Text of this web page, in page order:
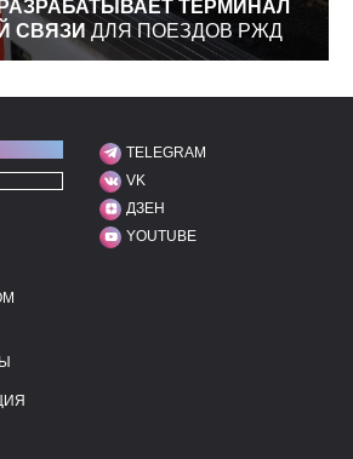
ТЕРМИНАЛ
СВЯЗИ ДЛЯ ПОЕЗДОВ РЖД
МЫ В СОЦИАЛЬНЫХ
TELEGRAM
VK
ДЗЕН
YOUTUBE